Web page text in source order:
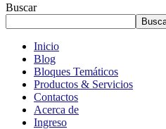
Buscar
Inicio
Blog
Bloques Temáticos
Productos & Servicios
Contactos
Acerca de
Ingreso